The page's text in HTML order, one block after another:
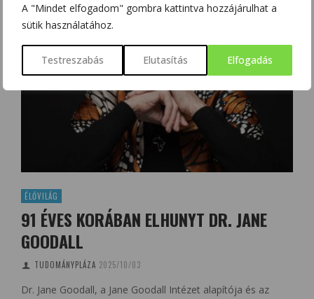
A "Mindet elfogadom" gombra kattintva hozzájárulhat a
sütik használatához.
Testreszabás Elutasítás Elfogadás
ÉLŐVILÁG
91 ÉVES KORÁBAN ELHUNYT DR. JANE
GOODALL
TUDOMÁNYPLÁZA 2025/10/03
Dr. Jane Goodall, a Jane Goodall Intézet alapítója és az